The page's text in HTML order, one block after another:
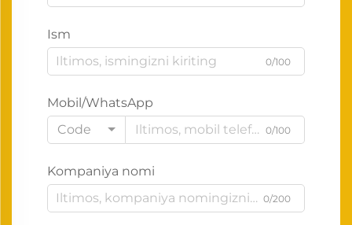
Ism
0/100
Mobil/WhatsApp
Code
0/100
Kompaniya nomi
0/200